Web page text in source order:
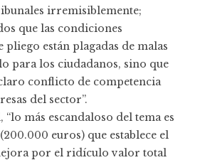
irremisiblemente;
que las condiciones
pliego están plagadas de malas
para los ciudadanos, sino que
conflicto de competencia
del sector”.
“lo más escandaloso del tema es
euros) que establece el
por el ridículo valor total